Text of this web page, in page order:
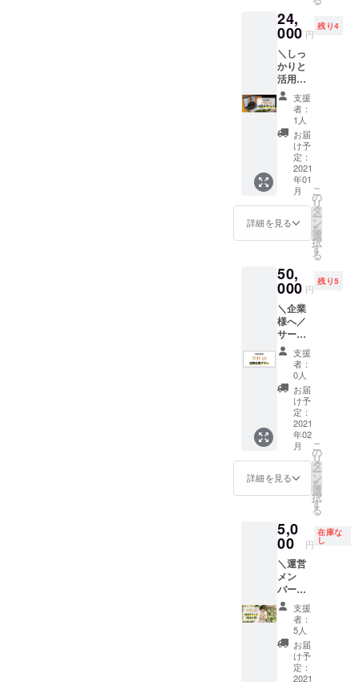
【定
価：
36000
円
（50%
割
引）】
※期限は
2021年
末まで
有効 ※
利用時
に学生
証をを
確認致
しま
す。
24,
000 円
残り4
＼しっ
かりと
活用し
てみた
い方
へ！／
Pit inを
6回受け
ること
ができ
ます！
Pit in 6
回チ
ケット
（社会
人用）
価：
48000
円
（50%
割
引）】
※期限は
2021年
末まで
有効
支援
者：
1人
お届
け予
定：
2021
年01
月
詳細を見る
こ
の
リ
タ
ー
ン
を
選
択
す
る
50,
000 円
残り5
＼企業
様へ／
サービ
スを応
援して
くださ
る企業
様はこ
ちらか
らお願
い致し
ます。
【リ
ターン
内容】
ホーム
に貴社
ロゴ掲
載 Pit in
5回チ
ケット
（5人
分） ※
期限は
2021年
末まで
有効 ※
備考欄
支援
者：
0人
お届
け予
定：
2021
年02
月
詳細を見る
こ
の
リ
タ
ー
ン
を
選
択
す
る
5,0
00 円
在庫な
し
＼運営
メン
バー指
名Pit in
／ いつ
も応援
ありが
とうご
ざいま
す！ ク
支援
者：
5人
お届
け予
定：
2021